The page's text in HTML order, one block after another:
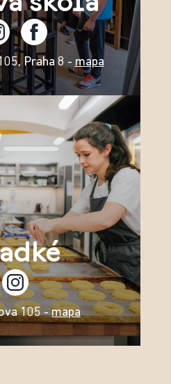
Praha 8 - mapa
105 -mapa